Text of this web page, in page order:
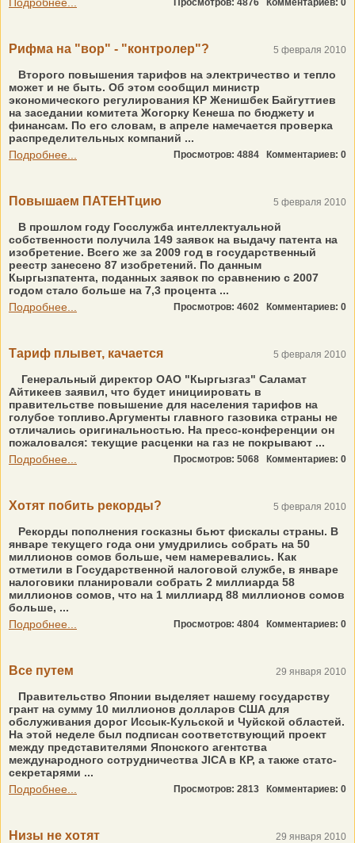
Просмотров: 4876 Комментариев: 0
Рифма на "вор" - "контролер"? 5 февраля 2010
Второго повышения тарифов на электричество и тепло
может и не быть. Об этом сообщил министр
экономического регулирования КР Женишбек Байгуттиев
на заседании комитета Жогорку Кенеша по бюджету и
финансам. По его словам, в апреле намечается проверка
распределительных компаний ...
Подробнее...
Просмотров: 4884 Комментариев: 0
Повышаем ПАТЕНТцию 5 февраля 2010
В прошлом году Госслужба интеллектуальной
собственности получила 149 заявок на выдачу патента на
изобретение. Всего же за 2009 год в государственный
реестр занесено 87 изобретений. По данным
Кыргызпатента, поданных заявок по сравнению с 2007
годом стало больше на 7,3 процента ...
Подробнее...
Просмотров: 4602 Комментариев: 0
Тариф плывет, качается 5 февраля 2010
Генеральный директор ОАО "Кыргызгаз" Саламат
Айтикеев заявил, что будет инициировать в
правительстве повышение для населения тарифов на
голубое топливо.Аргументы главного газовика страны не
отличались оригинальностью. На пресс-конференции он
пожаловался: текущие расценки на газ не покрывают ...
Подробнее...
Просмотров: 5068 Комментариев: 0
Хотят побить рекорды? 5 февраля 2010
Рекорды пополнения госказны бьют фискалы страны. В
январе текущего года они умудрились собрать на 50
миллионов сомов больше, чем намеревались. Как
отметили в Государственной налоговой службе, в январе
налоговики планировали собрать 2 миллиарда 58
миллионов сомов, что на 1 миллиард 88 миллионов сомов
больше, ...
Подробнее...
Просмотров: 4804 Комментариев: 0
Все путем 29 января 2010
Правительство Японии выделяет нашему государству
грант на сумму 10 миллионов долларов США для
обслуживания дорог Иссык-Кульской и Чуйской областей.
На этой неделе был подписан соответствующий проект
между представителями Японского агентства
международного сотрудничества JICA в КР, а также статс-
секретарями ...
Подробнее...
Просмотров: 2813 Комментариев: 0
Низы не хотят 29 января 2010